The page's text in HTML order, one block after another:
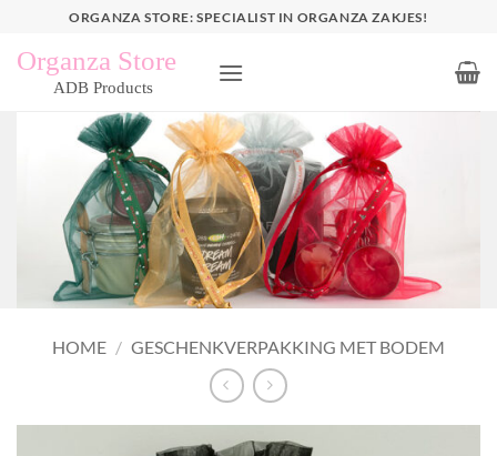
inhoud
ORGANZA STORE: SPECIALIST IN ORGANZA ZAKJES!
HOME / GESCHENKVERPAKKING MET BODEM